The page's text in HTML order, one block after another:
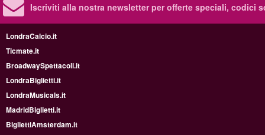
Iscriviti alla nostra newsletter per offerte speciali, codici
LondraCalcio.it
Ticmate.it
BroadwaySpettacoli.it
LondraBiglietti.it
LondraMusicals.it
MadridBiglietti.it
BigliettiAmsterdam.it